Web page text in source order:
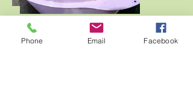
Book nu
Phone Email Facebook